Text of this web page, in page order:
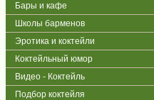
Бары и кафе
Школы барменов
Эротика и коктейли
Коктейльный юмор
Видео - Коктейль
Подбор коктейля